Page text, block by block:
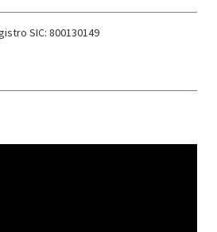
SIC: 800130149